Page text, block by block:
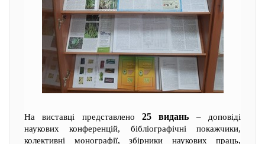
На виставці представлено 25 видань – доповіді
наукових конференцій, бібліографічні покажчики,
колективні монографії, збірники наукових праць,